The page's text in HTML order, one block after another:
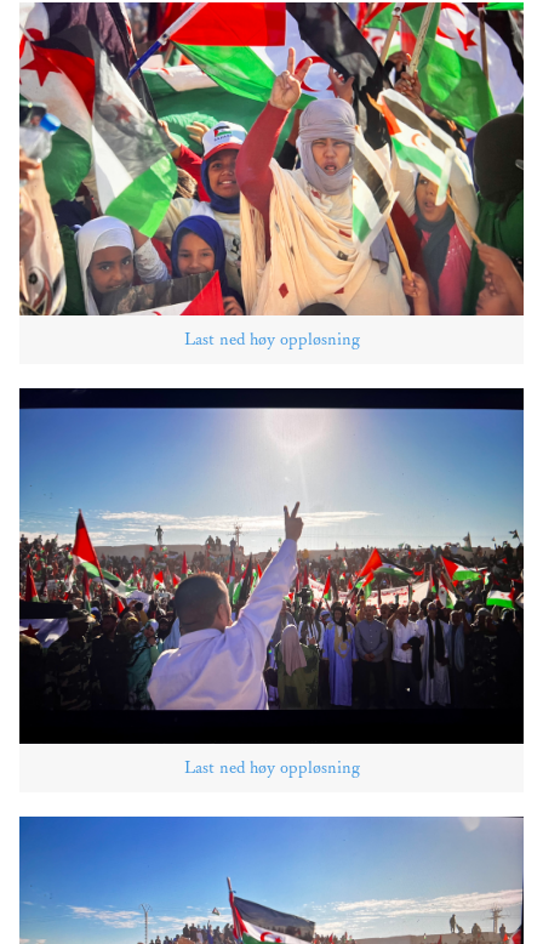
Last ned høy oppløsning
Last ned høy oppløsning